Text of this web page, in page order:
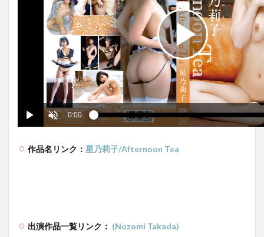
作品名リンク： 星乃莉子/Afternoon Tea
出演作品一覧リンク： (Nozomi Takada)